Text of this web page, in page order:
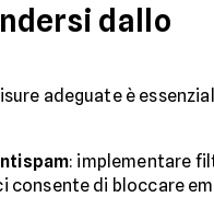
dallo
adeguate è
: implementare
consente di bloccare